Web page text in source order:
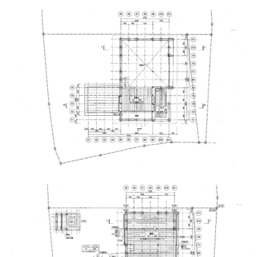
約60平米の建築面積の中に週末住宅として必要十
分な機能を、できるだけ心地よく過ごせるように
配置された間取り。5m弱の天井高のあるメイン
の一室に水回りと2Fの寝室というシンプルな構成
海と山に大きく開いた窓や海を見渡せるカウンタ
ー付きのバルコニーなど、この立地条件を最大限
に取り込む工夫が至るところに詰め込まれていま
内装は杉の無垢フローリングや砂の漆喰壁などの
自然素材で仕上げられていて、きっと数十年経っ
ても色褪せない、流行り廃りのない空間になって